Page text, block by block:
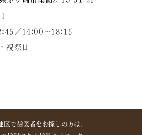
／14:00〜18:15
祝祭日
区で歯医者をお探しの方は、